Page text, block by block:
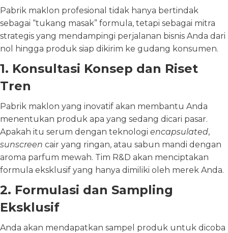
Pabrik maklon profesional tidak hanya bertindak
sebagai “tukang masak” formula, tetapi sebagai mitra
strategis yang mendampingi perjalanan bisnis Anda dari
nol hingga produk siap dikirim ke gudang konsumen.
1. Konsultasi Konsep dan Riset
Tren
Pabrik maklon yang inovatif akan membantu Anda
menentukan produk apa yang sedang dicari pasar.
Apakah itu serum dengan teknologi encapsulated,
sunscreen cair yang ringan, atau sabun mandi dengan
aroma parfum mewah. Tim R&D akan menciptakan
formula eksklusif yang hanya dimiliki oleh merek Anda.
2. Formulasi dan Sampling
Eksklusif
Anda akan mendapatkan sampel produk untuk dicoba